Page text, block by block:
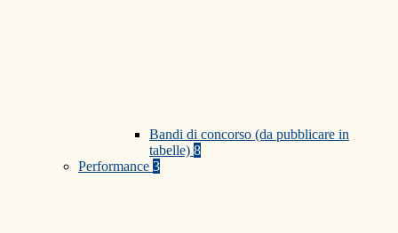
Bandi di concorso (da pubblicare in
tabelle) 8
Performance 3